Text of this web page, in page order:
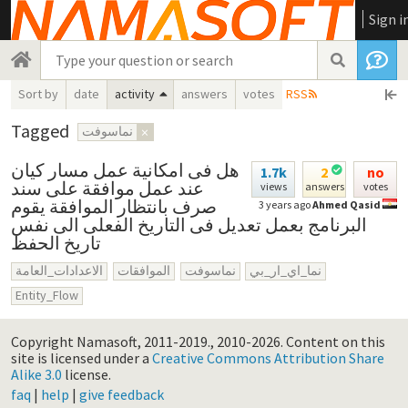
Sign
Sort by date activity answers votes RSS
Tagged نماسوفت ×
1.7k
views
2
answers
no
votes
3 years agoAhmed Qasid
هل فى امكانية عمل مسار كيان
عند عمل موافقة على سند
صرف بانتظار الموافقة يقوم
البرنامج بعمل تعديل فى التاريخ الفعلى الى نفس
تاريخ الحفظ
الاعدادات_العامة الموافقات نماسوفت
نما_اي_ار_بي
Entity_Flow
Copyright Namasoft, 2011-2019., 2010-2026. Content on this
site is licensed under a Creative Commons Attribution Share
Alike 3.0 license.
faq | help | give feedback